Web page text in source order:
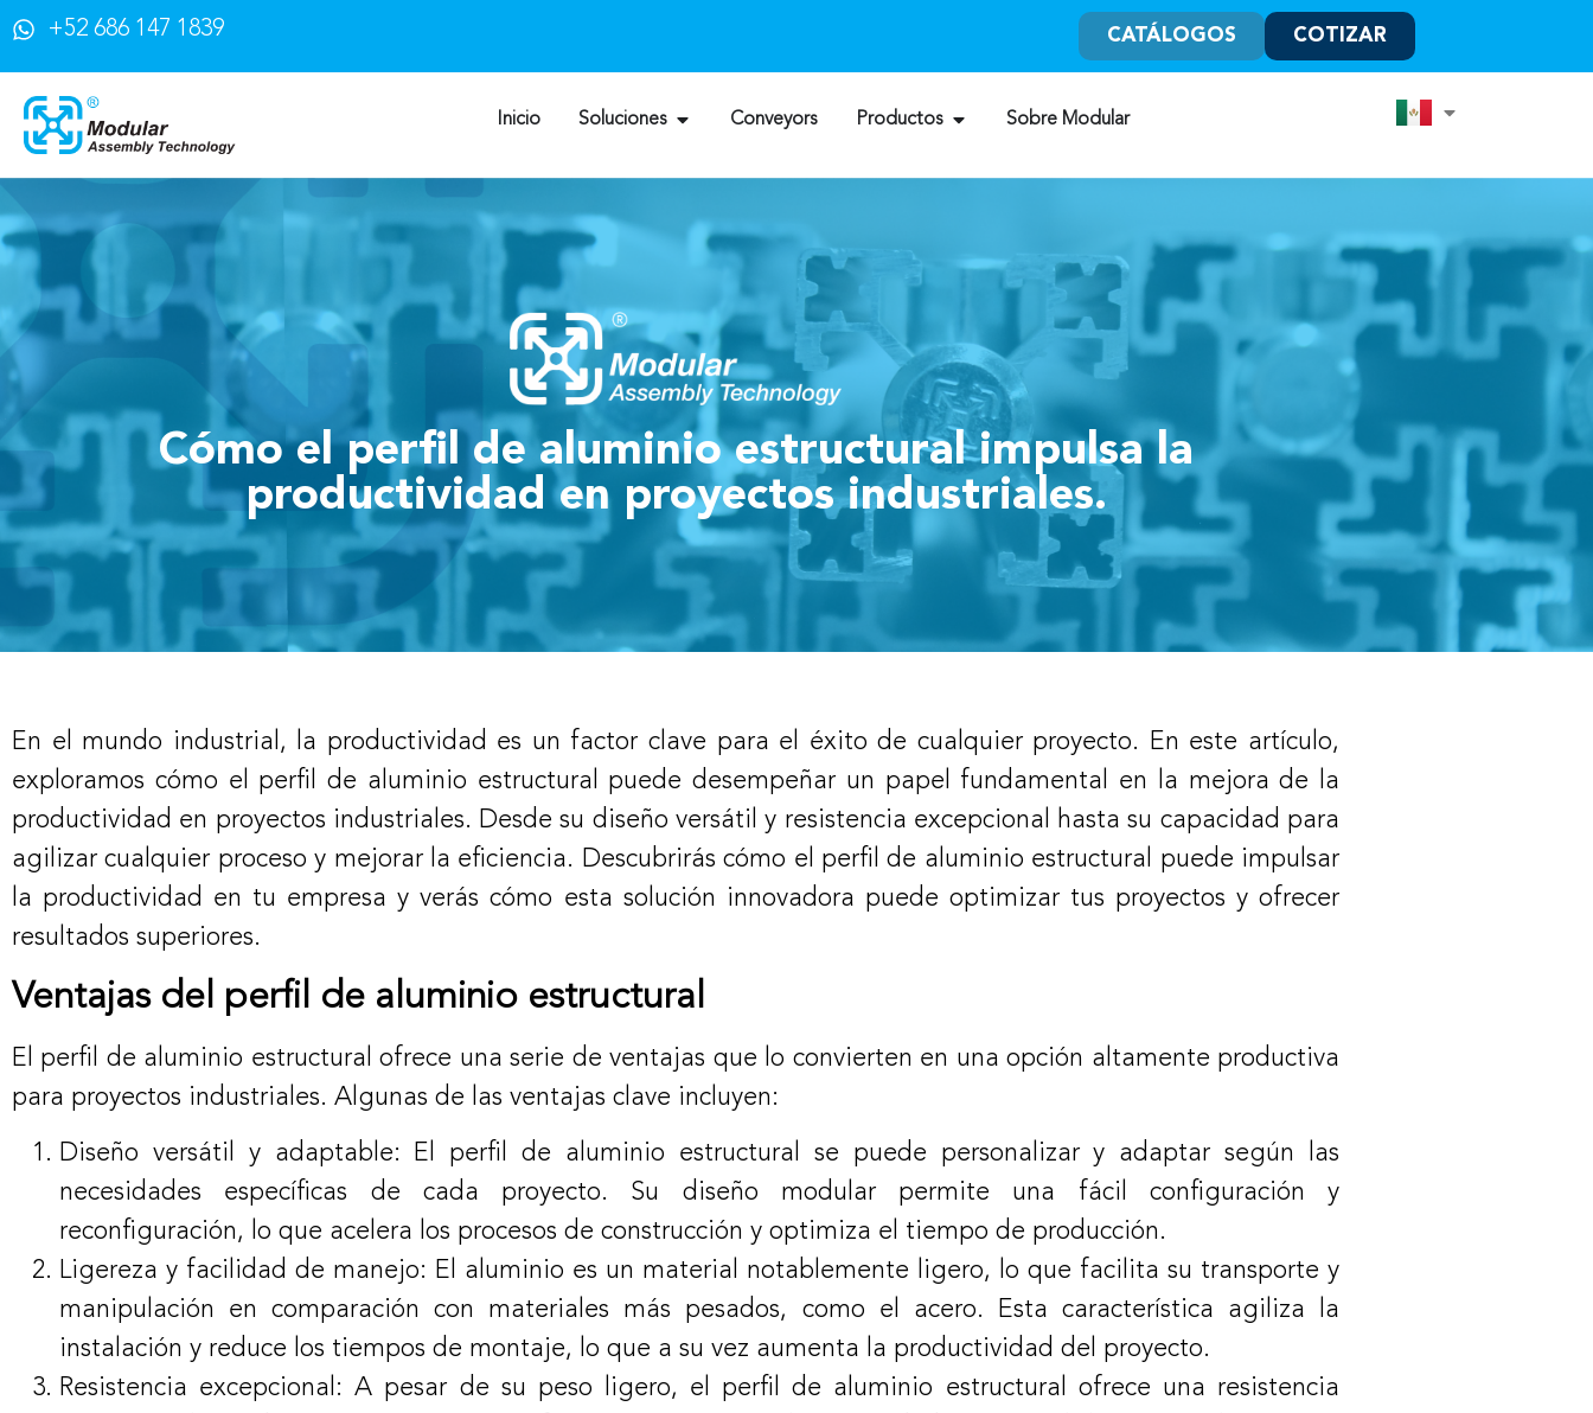
+52 686 147 1839 CATÁLOGOS COTIZAR
Inicio Soluciones Conveyors Productos Sobre Modular
Cómo el perfil de aluminio estructural impulsa la
productividad en proyectos industriales.
En el mundo industrial, la productividad es un factor clave para el éxito de cualquier proyecto. En este artículo,
exploramos cómo el perfil de aluminio estructural puede desempeñar un papel fundamental en la mejora de la
productividad en proyectos industriales. Desde su diseño versátil y resistencia excepcional hasta su capacidad para
agilizar cualquier proceso y mejorar la eficiencia. Descubrirás cómo el perfil de aluminio estructural puede impulsar
la productividad en tu empresa y verás cómo esta solución innovadora puede optimizar tus proyectos y ofrecer
resultados superiores.
Ventajas del perfil de aluminio estructural
El perfil de aluminio estructural ofrece una serie de ventajas que lo convierten en una opción altamente productiva
para proyectos industriales. Algunas de las ventajas clave incluyen:
Diseño versátil y adaptable: El perfil de aluminio estructural se puede personalizar y adaptar según las
necesidades específicas de cada proyecto. Su diseño modular permite una fácil configuración y
reconfiguración, lo que acelera los procesos de construcción y optimiza el tiempo de producción.
Ligereza y facilidad de manejo: El aluminio es un material notablemente ligero, lo que facilita su transporte y
manipulación en comparación con materiales más pesados, como el acero. Esta característica agiliza la
instalación y reduce los tiempos de montaje, lo que a su vez aumenta la productividad del proyecto.
Resistencia excepcional: A pesar de su peso ligero, el perfil de aluminio estructural ofrece una resistencia